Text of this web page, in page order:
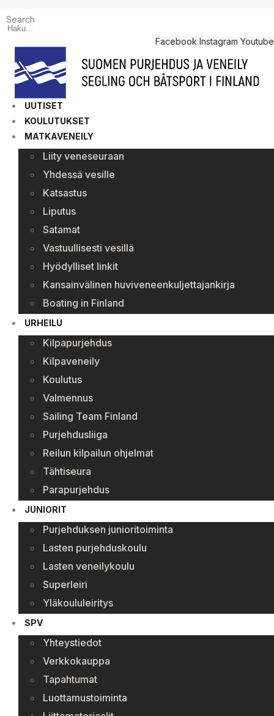
Search
Facebook Instagram Youtube
UUTISET
KOULUTUKSET
MATKAVENEILY
Liity veneseuraan
Yhdessä vesille
Katsastus
Liputus
Satamat
Vastuullisesti vesillä
Hyödylliset linkit
Kansainvälinen huviveneenkuljettajankirja
Boating in Finland
URHEILU
Kilpapurjehdus
Kilpaveneily
Koulutus
Valmennus
Sailing Team Finland
Purjehdusliiga
Reilun kilpailun ohjelmat
Tähtiseura
Parapurjehdus
JUNIORIT
Purjehduksen junioritoiminta
Lasten purjehduskoulu
Lasten veneilykoulu
Superleiri
Yläkoululeiritys
SPV
Yhteystiedot
Verkkokauppa
Tapahtumat
Luottamustoiminta